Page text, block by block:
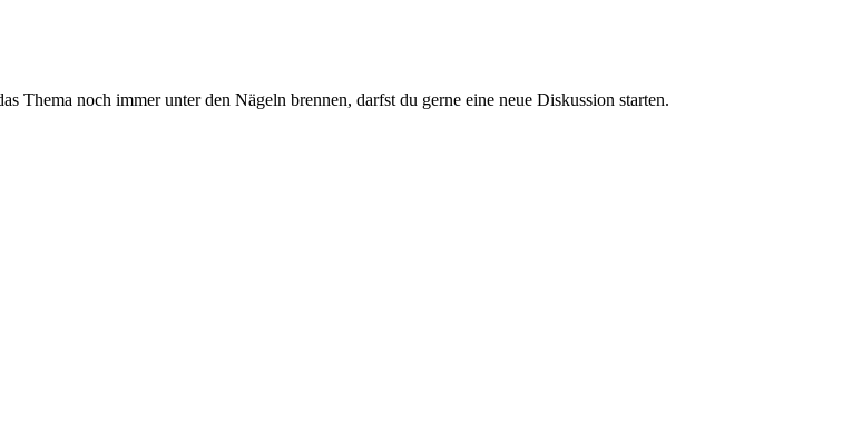
noch immer unter den Nägeln brennen, darfst du gerne eine neue Diskussion starten.